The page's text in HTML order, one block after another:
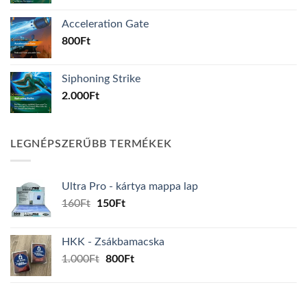
Acceleration Gate
800Ft
Siphoning Strike
2.000Ft
LEGNÉPSZERŰBB TERMÉKEK
Ultra Pro - kártya mappa lap
160Ft
Original
160Ft.
150FtCurrent
150Ft.
HKK - Zsákbamacska
1.000Ft Original
800FtCurrent